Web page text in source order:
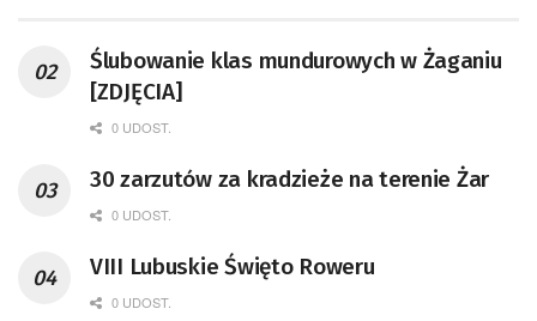
Ślubowanie klas mundurowych w Żaganiu
[ZDJĘCIA]
0 UDOST.
30 zarzutów za kradzieże na terenie Żar
0 UDOST.
VIII Lubuskie Święto Roweru
0 UDOST.